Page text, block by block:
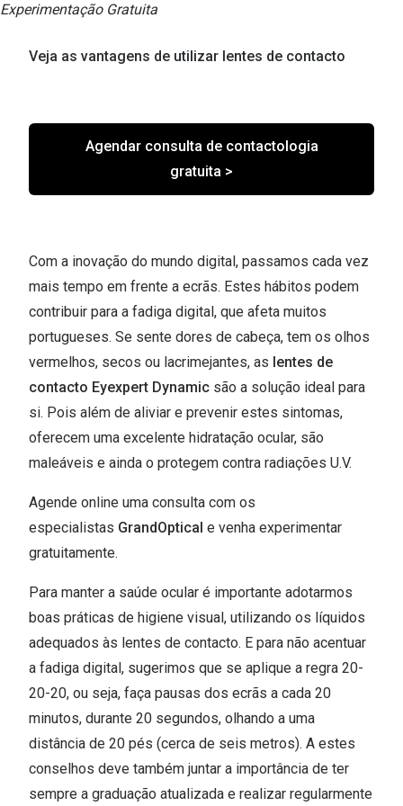
Experimentação Gratuita
Veja as vantagens de utilizar lentes de contacto
Agendar consulta de contactologia
gratuita >
Com a inovação do mundo digital, passamos cada vez
mais tempo em frente a ecrãs. Estes hábitos podem
contribuir para a fadiga digital, que afeta muitos
portugueses. Se sente dores de cabeça, tem os olhos
vermelhos, secos ou lacrimejantes, as lentes de
contacto Eyexpert Dynamic são a solução ideal para
si. Pois além de aliviar e prevenir estes sintomas,
oferecem uma excelente hidratação ocular, são
maleáveis e ainda o protegem contra radiações U.V.
Agende online uma consulta com os
especialistas GrandOptical e venha experimentar
gratuitamente.
Para manter a saúde ocular é importante adotarmos
boas práticas de higiene visual, utilizando os líquidos
adequados às lentes de contacto. E para não acentuar
a fadiga digital, sugerimos que se aplique a regra 20-
20-20, ou seja, faça pausas dos ecrãs a cada 20
minutos, durante 20 segundos, olhando a uma
distância de 20 pés (cerca de seis metros). A estes
conselhos deve também juntar a importância de ter
sempre a graduação atualizada e realizar regularmente